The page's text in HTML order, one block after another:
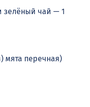
чай — 1
мята перечная)